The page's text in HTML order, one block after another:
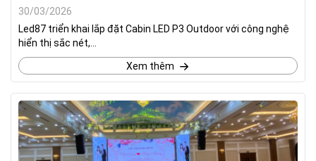
30/03/2026
Led87 triển khai lắp đặt Cabin LED P3 Outdoor với công nghệ
hiển thị sắc nét,...
Xem thêm